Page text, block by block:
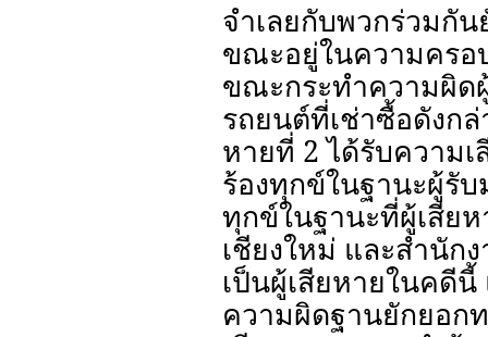
จำเลยกับพวกร่วมกั
ขณะอยู่ในความครอ
ขณะกระทำความผิด
รถยนต์ที่เช่าซื้อดังก
หายที่ 2 ได้รับความ
ร้องทุกข์ในฐานะผู้รั
ทุกข์ในฐานะที่ผู้เสีย
เชียงใหม่ และสำนัก
เป็นผู้เสียหายในคดี
ความผิดฐานยักยอก